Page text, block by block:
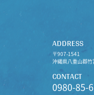
ADDRESS
〒907-1541
沖縄県八重山郡
CONTACT
0980-85-